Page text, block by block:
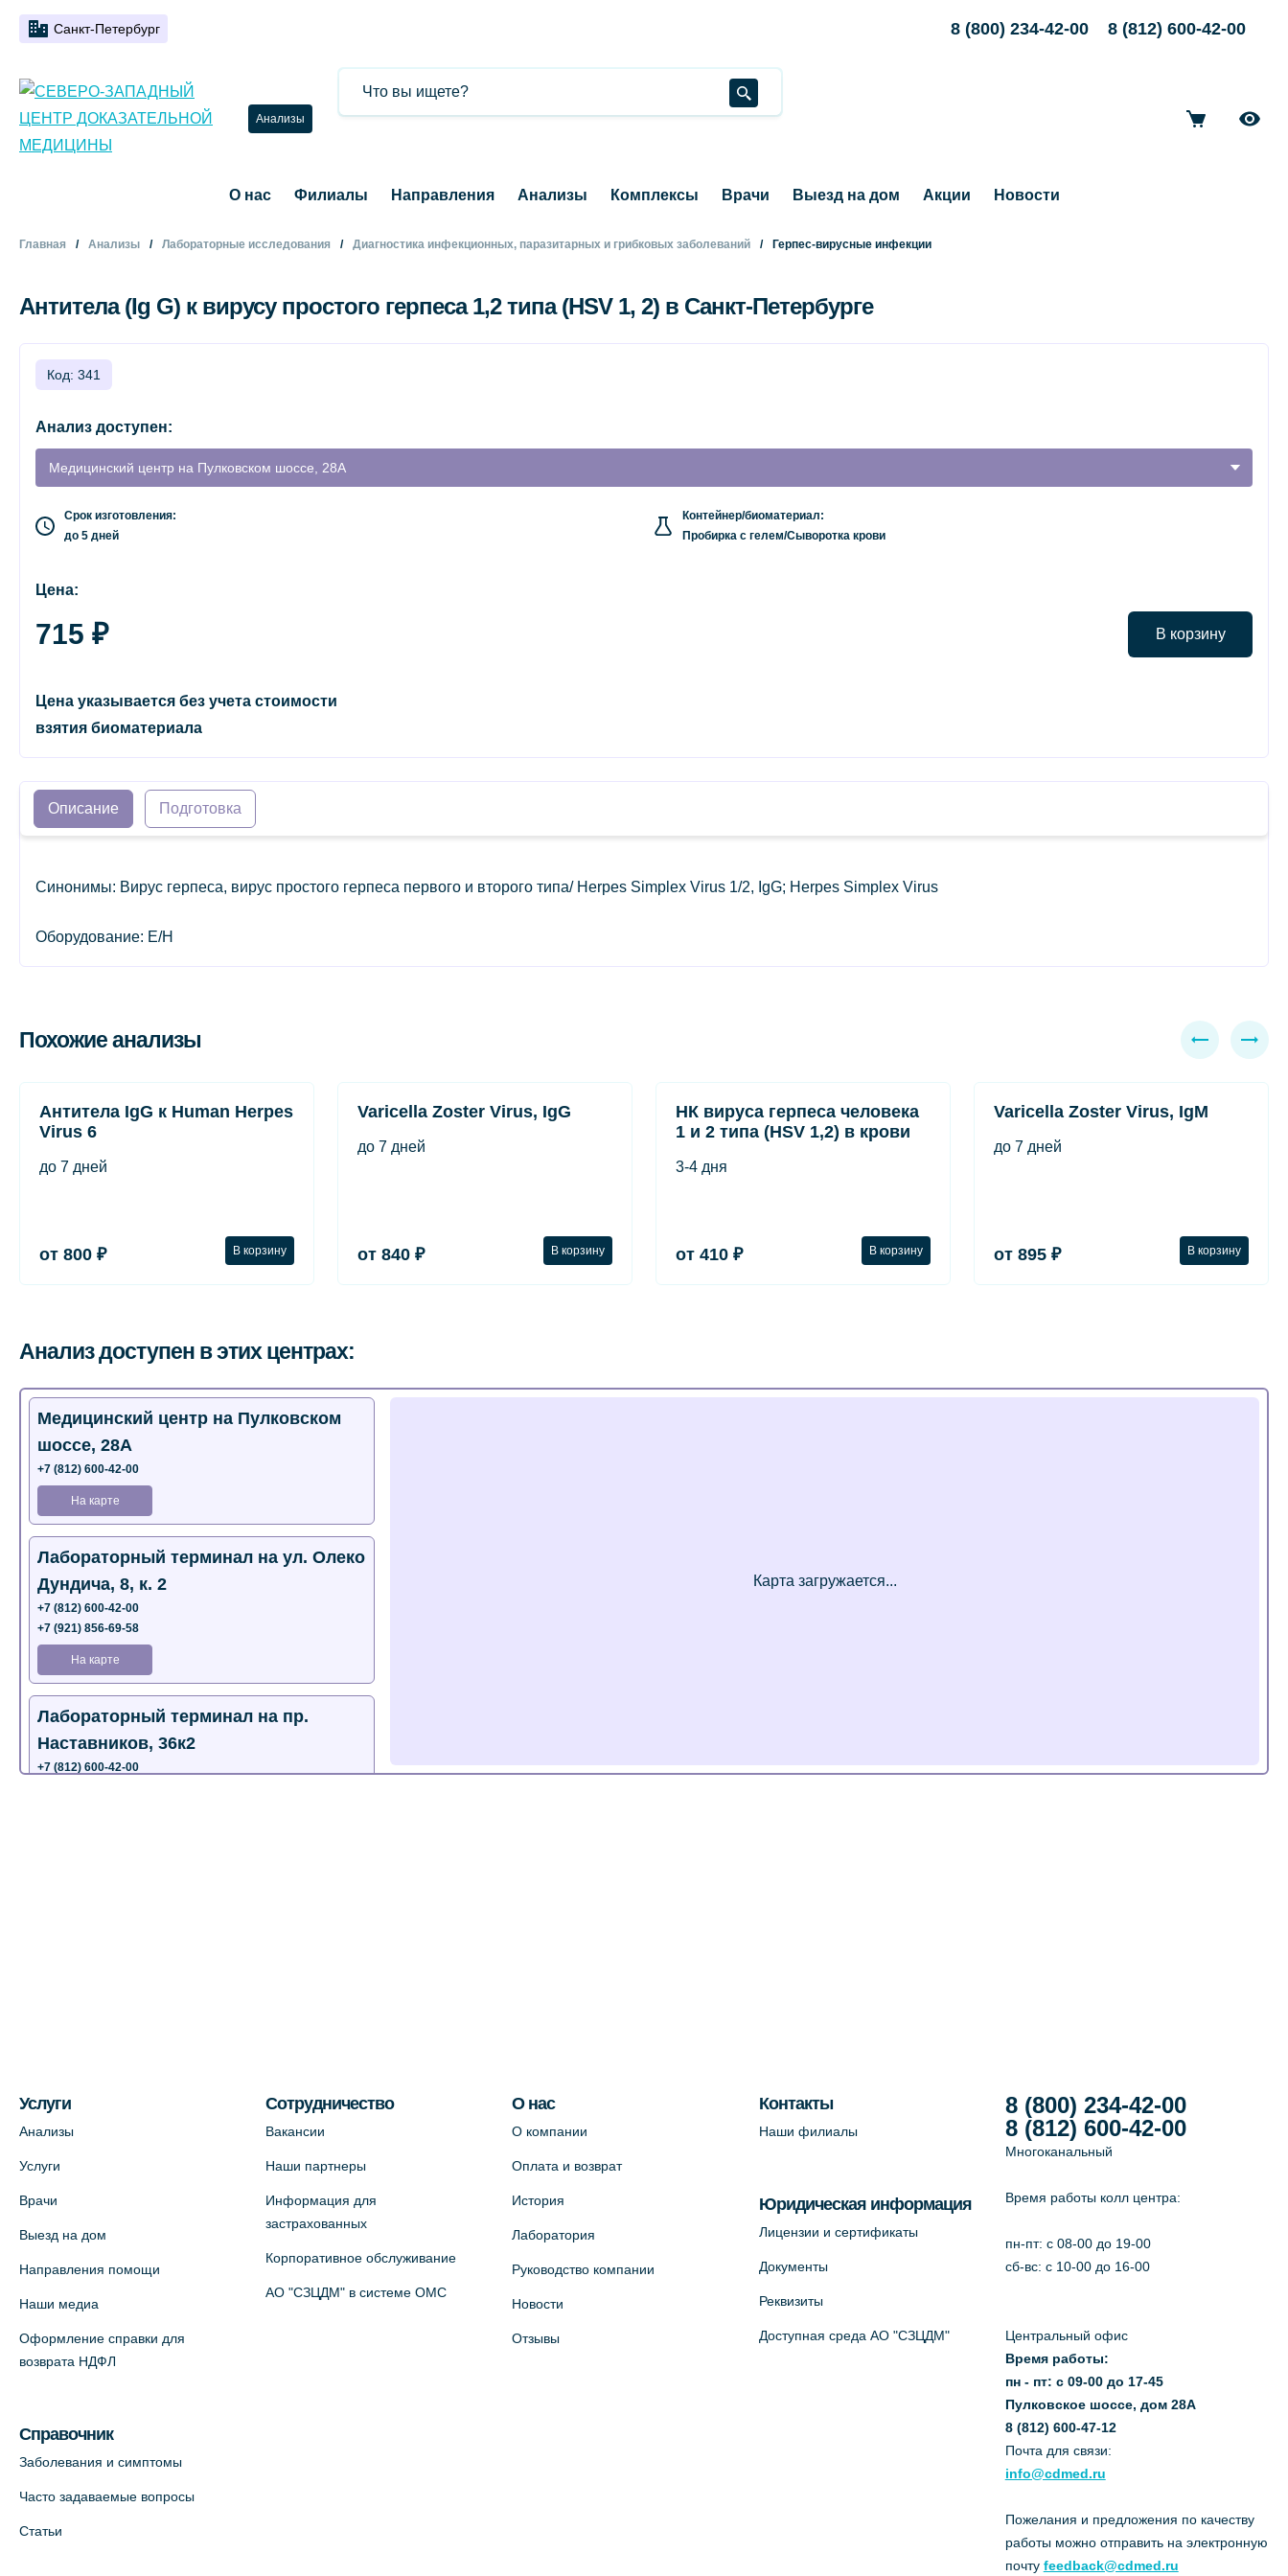
Санкт-Петербург 8 (800) 234-42-00 8 (812) 600-42-00
Анализы
О нас Филиалы Направления Анализы Комплексы Врачи Выезд на дом Акции Новости
Главная Анализы Лабораторные исследования Диагностика инфекционных, паразитарных и грибковых заболеваний Герпес-вирусные инфекции
Антитела (Ig G) к вирусу простого герпеса 1,2 типа (HSV 1, 2) в Санкт-Петербурге
Код: 341
Анализ доступен:
Медицинский центр на Пулковском шоссе, 28А
Срок изготовления:
до 5 дней
Контейнер/биоматериал:
Пробирка с гелем/Сыворотка крови
Цена:
715 ₽ В корзину
Цена указывается без учета стоимости
взятия биоматериала
Описание Подготовка
Синонимы: Вирус герпеса, вирус простого герпеса первого и второго типа/ Herpes Simplex Virus 1/2, IgG; Herpes Simplex Virus
Оборудование: E/H
Похожие анализы
Антитела IgG к Human Herpes
Virus 6
до 7 дней
от 800 ₽ В корзину
Varicella Zoster Virus, IgG
до 7 дней
от 840 ₽ В корзину
НК вируса герпеса человека
1 и 2 типа (HSV 1,2) в крови
3-4 дня
от 410 ₽ В корзину
Varicella Zoster Virus, IgM
до 7 дней
от 895 ₽ В корзину
Анализ доступен в этих центрах:
Медицинский центр на Пулковском
шоссе, 28А
+7 (812) 600-42-00
На карте
Лабораторный терминал на ул. Олеко
Дундича, 8, к. 2
+7 (812) 600-42-00
+7 (921) 856-69-58
На карте
Лабораторный терминал на пр.
Наставников, 36к2
+7 (812) 600-42-00
+7 (812) 660-73-69
На карте
партнер)
+7 (812) 660-73-69
Медицинский центр "Доктор
+7 (812) 664-55-80
Услуги
Анализы
Услуги
Врачи
Выезд на дом
Направления помощи
Наши медиа
Оформление справки для
возврата НДФЛ
Справочник
Заболевания и симптомы
Часто задаваемые вопросы
Статьи
Сотрудничество
Вакансии
Наши партнеры
Информация для
застрахованных
Корпоративное обслуживание
АО "СЗЦДМ" в системе ОМС
О нас
О компании
Оплата и возврат
История
Лаборатория
Руководство компании
Новости
Отзывы
Контакты
Наши филиалы
Юридическая информация
Лицензии и сертификаты
Документы
Реквизиты
Доступная среда АО "СЗЦДМ"
8 (800) 234-42-00
8 (812) 600-42-00
Многоканальный
Время работы колл центра:
пн-пт: c 08-00 до 19-00
сб-вс: с 10-00 до 16-00
Центральный офис
Время работы:
пн - пт: с 09-00 до 17-45
Пулковское шоссе, дом 28А
8 (812) 600-47-12
Почта для связи:
info@cdmed.ru
Пожелания и предложения по качеству
работы можно отправить на электронную
почту feedback@cdmed.ru